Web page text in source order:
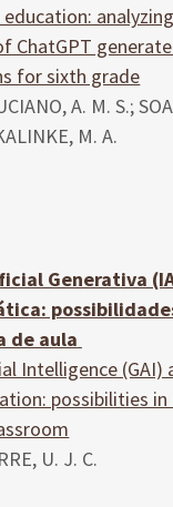
ChatGPT
for sixth grade
A. M. S.;
M. A.
Generativa
de aula
Intelligence (GAI)
possibilities in
U. J. C.